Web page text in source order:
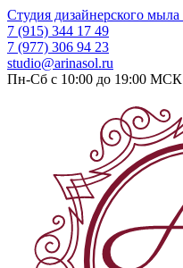
Студия дизайнерского мыла
7 (915) 344 17 49
7 (977) 306 94 23
studio@arinasol.ru
Пн-Сб с 10:00 до 19:00 МСК